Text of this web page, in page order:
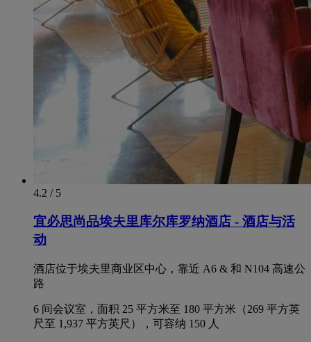
4.2 / 5
宜必思尚品埃夫里库尔库罗纳酒店 - 酒店与活
动
酒店位于埃夫里商业区中心，靠近 A6 & 和 N104 高速公
路
6 间会议室，面积 25 平方米至 180 平方米（269 平方英
尺至 1,937 平方英尺），可容纳 150 人